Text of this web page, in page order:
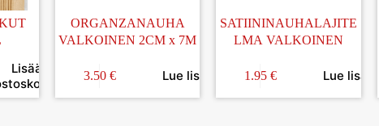
Lisää
ORGANZANAUHA
VALKOINEN 2CM x 7M
3.50 € Lue lisää
SATIININAUHALAJITE
LMA VALKOINEN
1.95 € Lue lisää